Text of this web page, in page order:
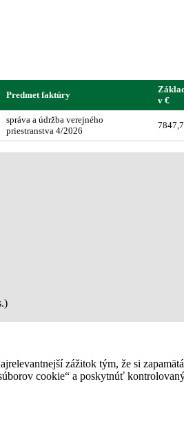
Predmet faktúry
v €
správa a údržba verejného
priestranstva 4/2026
zážitok tým, že si
cookie“ a poskytnúť